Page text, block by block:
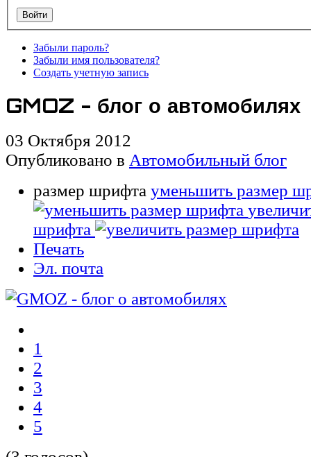
Забыли пароль?
Забыли имя пользователя?
Создать учетную запись
GMOZ - блог о автомобилях
03 Октября 2012
Опубликовано в Автомобильный блог
размер шрифта уменьшить размер
шрифта
Печать
Эл. почта
1
2
3
4
5